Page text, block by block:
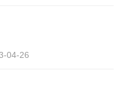
04-26